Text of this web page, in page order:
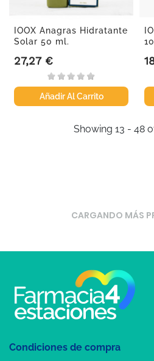
IOOX Anagras Hidratante
Solar 50 ml.
Precio
27,27 €
Añadir Al Carrito
Showing 13 - 48
CARGANDO MÁS
Condiciones de compra